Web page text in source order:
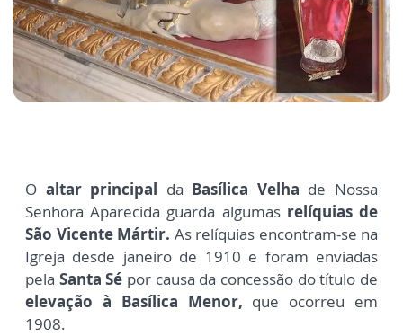
O altar principal da Basílica Velha de Nossa
Senhora Aparecida guarda algumas relíquias de
São Vicente Mártir. As relíquias encontram-se na
Igreja desde janeiro de 1910 e foram enviadas
pela Santa Sé por causa da concessão do título de
elevação à Basílica Menor, que ocorreu em
1908.